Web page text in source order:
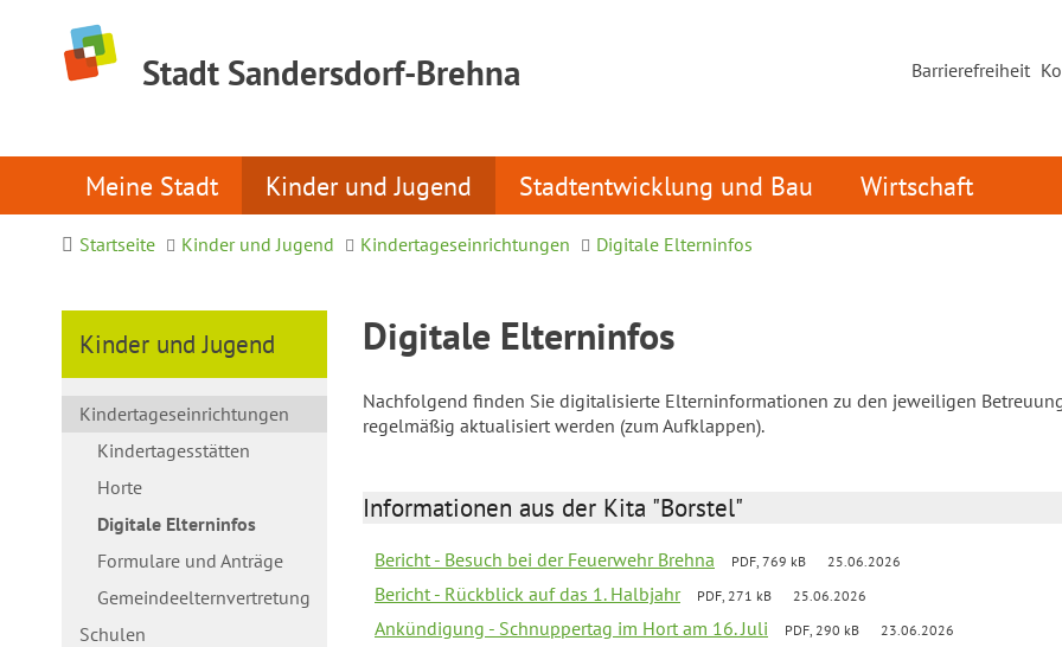
Stadt Sandersdorf-Brehna Barrierefreiheit
Meine Stadt Kinder und Jugend Stadtentwicklung und Bau Wirtschaft
Startseite Kinder und Jugend Kindertageseinrichtungen Digitale Elterninfos
Kinder und Jugend
Kindertageseinrichtungen
Kindertagesstätten
Horte
Digitale Elterninfos
Formulare und Anträge
Gemeindeelternvertretung
Schulen
Digitale Elterninfos
Nachfolgend finden Sie digitalisierte Elterninformationen zu den jeweiligen
regelmäßig aktualisiert werden (zum Aufklappen).
Informationen aus der Kita "Borstel"
Bericht - Besuch bei der Feuerwehr Brehna PDF, 769 kB 25.06.2026
Bericht - Rückblick auf das 1. Halbjahr PDF, 271 kB 25.06.2026
Ankündigung - Schnuppertag im Hort am 16. Juli PDF, 290 kB 23.06.2026